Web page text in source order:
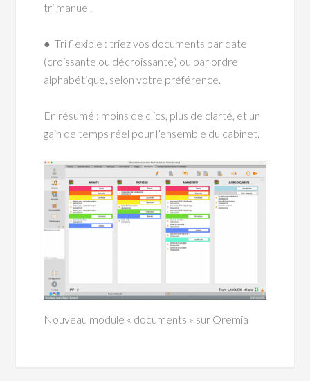
tri manuel.
● Tri flexible : triez vos documents par date
(croissante ou décroissante) ou par ordre
alphabétique, selon votre préférence.
En résumé : moins de clics, plus de clarté, et un
gain de temps réel pour l’ensemble du cabinet.
Nouveau module « documents » sur Oremia